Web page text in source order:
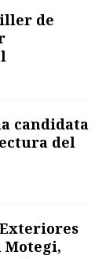
de
candidata
del
Motegi,